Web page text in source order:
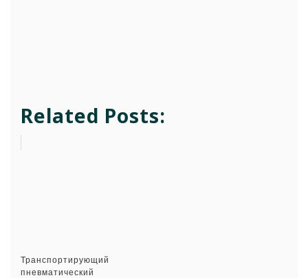
Related Posts:
Транспортирующий
пневматический